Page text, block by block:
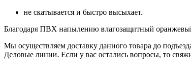
не скатывается и быстро высыхает.
Благодаря ПВХ напылению влагозащитный
Мы осуществляем доставку данного товара до
Деловые линии. Если у вас остались вопросы, то